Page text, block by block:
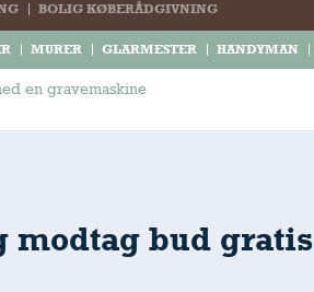
BOLIG KØBERÅDGIVNING
MURER GLARMESTER HANDYMAN
en gravemaskine
modtag bud gratis